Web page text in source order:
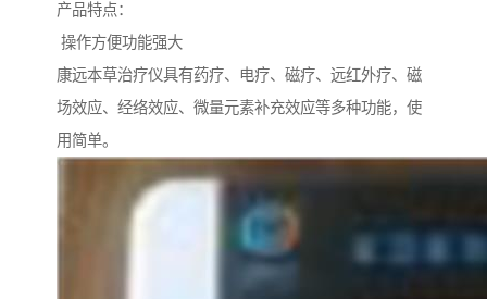
产品特点：
操作方便功能强大
康远本草治疗仪具有药疗、电疗、磁疗、远红外疗、磁
场效应、经络效应、微量元素补充效应等多种功能，使
用简单。